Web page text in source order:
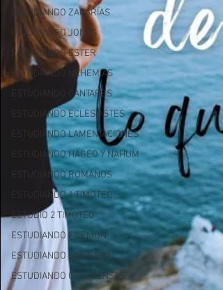
ESTUDIANDO ZACARÍAS
ESTUDIANDO JONAS
ESTUDIANDO ESTER
ESTUDIANDO NEHEMIAS
ESTUDIANDO CANTARES
ESTUDIANDO ECLESIASTES
ESTUDIANDO LAMENTACIONES
ESTUDIANDO HAGEO Y NAHUM
ESTUDIANDO ROMANOS
ESTUDIANDO 1 TIMOTEO
ESTUDIO 2 TIMOTEO
ESTUDIANDO FILEMON
ESTUDIANDO SANTIAGO
ESTUDIANDO COLOSENSES